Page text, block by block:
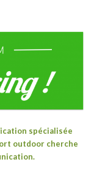
spécialisée
outdoor cherche